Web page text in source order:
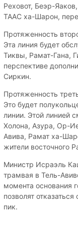
Реховот, Беэр-
ТААС ха-Шарон,
Протяженность
Эта линия будет
Тиквы, Рамат-Гана,
перспективе
Сиркин.
Протяженность
Это будет
линии. Этой линией
Холона, Азура, Ор-
Авива, Рамат ха-
жители восточного
Министр Исраэль
трамвая в Тель-
момента основания
позволят
пик.